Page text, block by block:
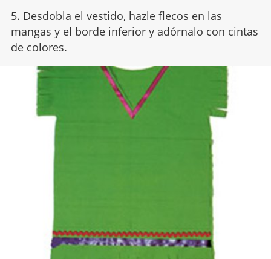
5. Desdobla el vestido, hazle flecos en las
mangas y el borde inferior y adórnalo con cintas
de colores.